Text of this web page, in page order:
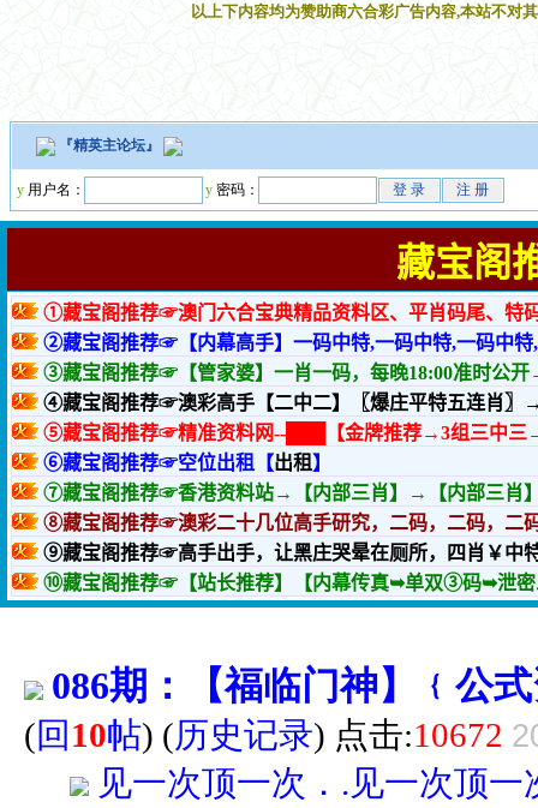
『精英主论坛』
y用户名： y密码：
086期：【福临门神】﹛公
(回 10帖) (历史记录) 点击:10672
见一次顶一次．.见一次顶一